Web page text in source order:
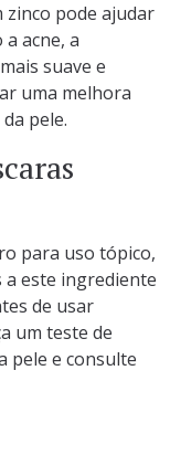
zinco pode ajudar
acne, a
suave e
uma melhora
pele.
para uso tópico,
a este ingrediente
de usar
um teste de
pele e consulte